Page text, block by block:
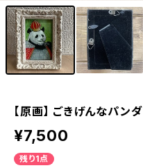
【原画】 ごきげんなパンダ
¥7,500
残り1点